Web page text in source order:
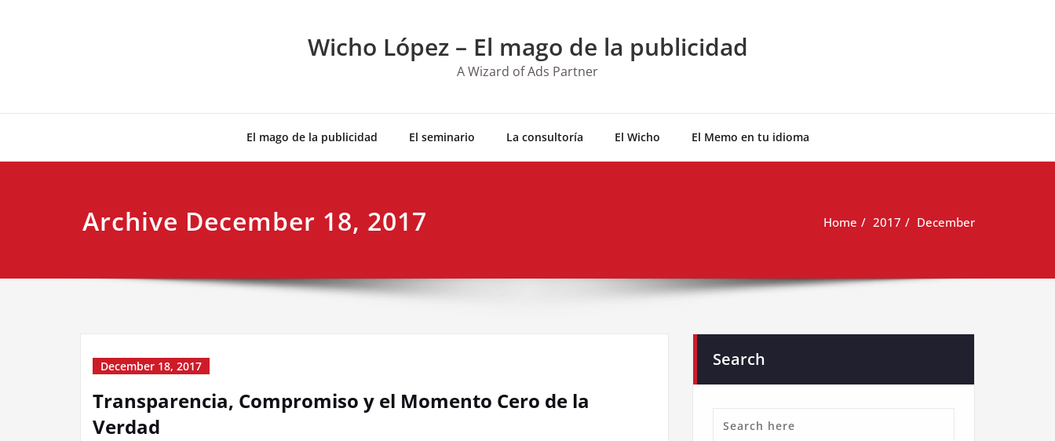
Wicho López – El mago de la publicidad
A Wizard of Ads Partner
El mago de la publicidad El seminario La consultoría El Wicho El Memo en tu idioma
Archive December 18, 2017 Home 2017 December
December 18, 2017
Transparencia, Compromiso y el Momento Cero de la
Verdad
Search